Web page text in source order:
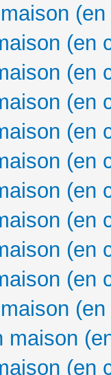
(en
(en
(en
(en
(en
(en
(en
(en
(en
maison
(en